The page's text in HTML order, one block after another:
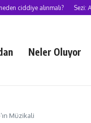
alınmalı? Sezi: Ailenizin
Neler Oluyor
Müzikali